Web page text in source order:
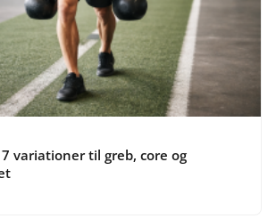
7 variationer til greb, core og